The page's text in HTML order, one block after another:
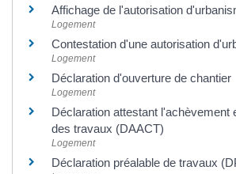
Affichage de l'autorisation
Logement
Contestation d'une autorisation
Logement
Déclaration d'ouverture de chantier
Logement
Déclaration attestant l'achèvement
des travaux (DAACT)
Logement
Déclaration préalable de travaux